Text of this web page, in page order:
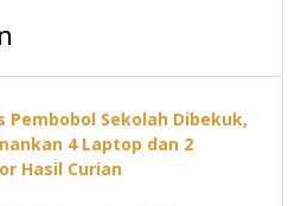
Pembobol Sekolah Dibekuk,
4 Laptop dan 2
Hasil Curian